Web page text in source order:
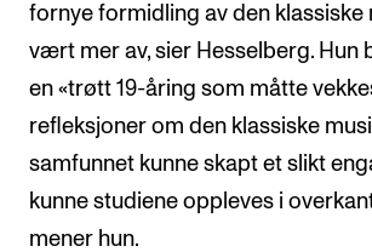
fornye formidling av den klassiske
vært mer av, sier Hesselberg. Hun
en «trøtt 19-åring som måtte
refleksjoner om den klassiske
samfunnet kunne skapt et slikt
kunne studiene oppleves i
mener hun.